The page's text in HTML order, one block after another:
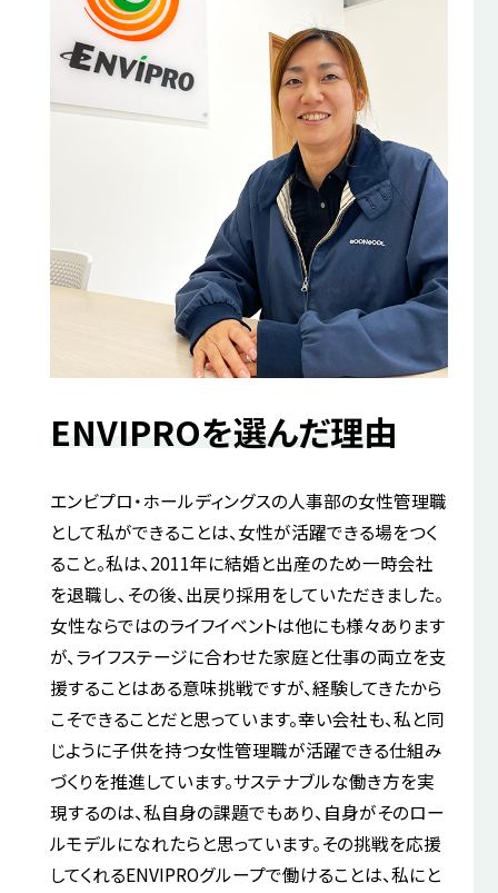
ENVIPROを選んだ理由
エンビプロ・ホールディングスの人事部の女性管理職
として私ができることは、女性が活躍できる場をつく
ること。私は、2011年に結婚と出産のため一時会社
を退職し、その後、出戻り採用をしていただきました。
女性ならではのライフイベントは他にも様々あります
が、ライフステージに合わせた家庭と仕事の両立を支
援することはある意味挑戦ですが、経験してきたから
こそできることだと思っています。幸い会社も、私と同
じように子供を持つ女性管理職が活躍できる仕組み
づくりを推進しています。サステナブルな働き方を実
現するのは、私自身の課題でもあり、自身がそのロー
ルモデルになれたらと思っています。その挑戦を応援
してくれるENVIPROグループで働けることは、私にと